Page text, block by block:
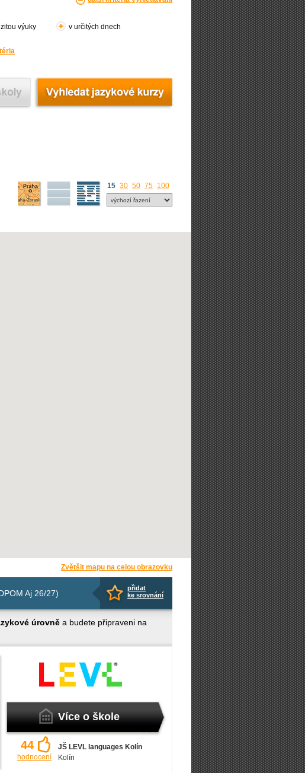
výuky v určitých dnech
15 30 50 75 100
Zvětšit mapu na celou obrazovku
přidat
ke srovnání
Aj 26/27)
úrovně a budete připraveni na
Více o škole
44
hodnocení
JŠ LEVL languages Kolín
Kolín